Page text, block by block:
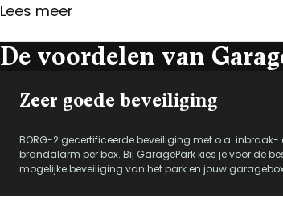
Lees meer
De voordelen van
Zeer goede beveiliging
BORG-2 gecertificeerde beveiliging met o.a. inbraak-
brandalarm per box. Bij GaragePark kies je voor de
mogelijke beveiliging van het park en jouw